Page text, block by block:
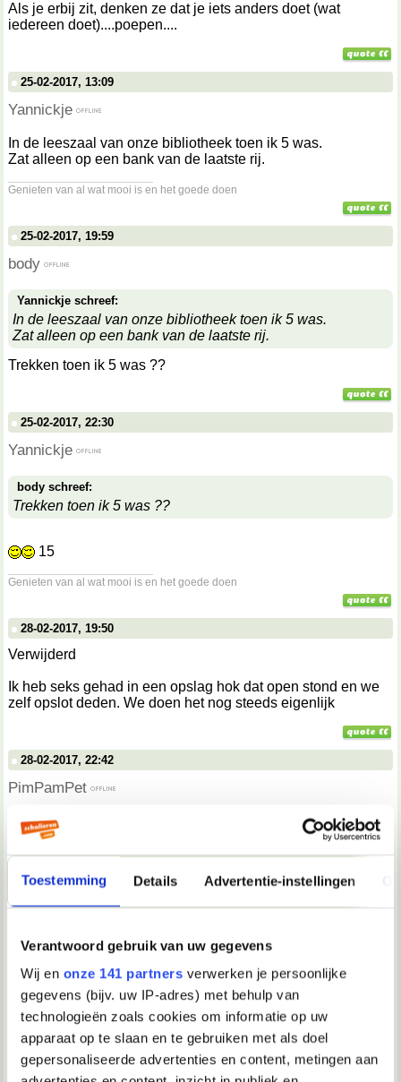
Toestemming Details Advertentie-instellingen
Verantwoord gebruik van uw gegevens
Wij en onze 141 partners verwerken je persoonlijke
gegevens (bijv. uw IP-adres) met behulp van
technologieën zoals cookies om informatie op uw
apparaat op te slaan en te gebruiken met als doel
gepersonaliseerde advertenties en content, metingen aan
Als je erbij zit, denken ze dat je iets anders doet (wat
iedereen doet)....poepen....
25-02-2017, 13:09
Yannickje
In de leeszaal van onze bibliotheek toen ik 5 was.
Zat alleen op een bank van de laatste rij.
Genieten van al wat mooi is en het goede doen
25-02-2017, 19:59
body
Yannickje schreef:
In de leeszaal van onze bibliotheek toen ik 5 was.
Zat alleen op een bank van de laatste rij.
Trekken toen ik 5 was ??
25-02-2017, 22:30
Yannickje
body schreef:
Trekken toen ik 5 was ??
15
Genieten van al wat mooi is en het goede doen
28-02-2017, 19:50
Verwijderd
Ik heb seks gehad in een opslag hok dat open stond en we
zelf opslot deden. We doen het nog steeds eigenlijk
28-02-2017, 22:42
PimPamPet
Nice
02-03-2017, 14:39
Bengel
Toen ik 11 jaar was vrij vaak na het zwemmen, op het terras
achter de tafel zittend. Onder het kijken naar meisjes die
toevallig op een nabij geplaatste bank gingen zitten..
Soms kwam ik daarbij alleen al bij fantasie klaar. Of via een
gat in mijn broekzak de eikel te strelen.
06-03-2017, 17:00